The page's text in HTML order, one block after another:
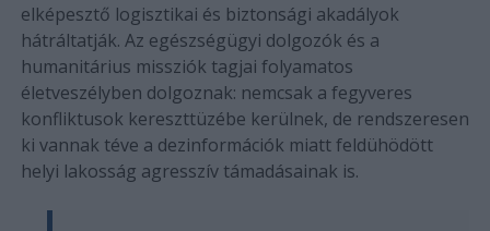
elképesztő logisztikai és biztonsági akadályok
hátráltatják. Az egészségügyi dolgozók és a
humanitárius missziók tagjai folyamatos
életveszélyben dolgoznak: nemcsak a fegyveres
konfliktusok kereszttüzébe kerülnek, de rendszeresen
ki vannak téve a dezinformációk miatt feldühödött
helyi lakosság agresszív támadásainak is.